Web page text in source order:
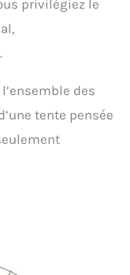
privilégiez le
des
tente pensée